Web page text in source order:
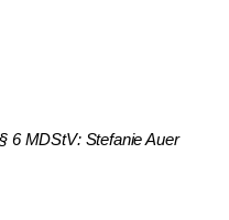
6 MDStV: Stefanie Auer